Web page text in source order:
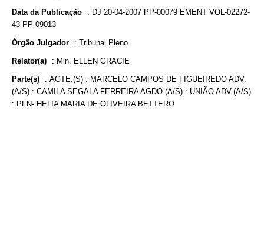
Data da Publicação : DJ 20-04-2007 PP-00079 EMENT VOL-02272-
43 PP-09013
Órgão Julgador : Tribunal Pleno
Relator(a) : Min. ELLEN GRACIE
Parte(s) : AGTE.(S) : MARCELO CAMPOS DE FIGUEIREDO ADV.
(A/S) : CAMILA SEGALA FERREIRA AGDO.(A/S) : UNIÃO ADV.(A/S)
: PFN- HELIA MARIA DE OLIVEIRA BETTERO